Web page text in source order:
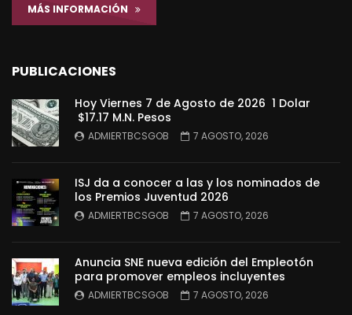
MÁS INFORMACIÓN
PUBLICACIONES
Hoy Viernes 7 de Agosto de 2026 1 Dolar
$17.17 M.N. Pesos
ADMIERTBCSGOB 7 AGOSTO, 2026
ISJ da a conocer a las y los nominados de
los Premios Juventud 2026
ADMIERTBCSGOB 7 AGOSTO, 2026
Anuncia SNE nueva edición del Empleotón
para promover empleos incluyentes
ADMIERTBCSGOB 7 AGOSTO, 2026